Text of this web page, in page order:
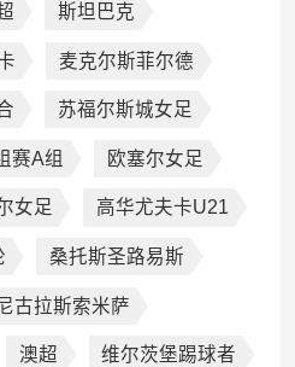
斯坦巴克
麦克尔斯菲尔德
苏福尔斯城女足
赛A组 欧塞尔女足
女足 高华尤夫卡U21
桑托斯圣路易斯
古拉斯索米萨
澳超 维尔茨堡踢球者